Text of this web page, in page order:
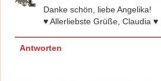
Danke schön, liebe Angelika!
♥ Allerliebste Grüße, Claudia ♥
Antworten